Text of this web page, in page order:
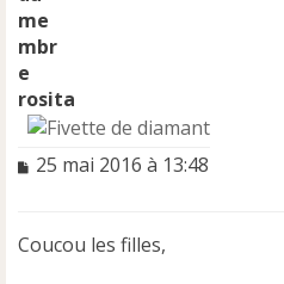
rosita
M
a
25 mai 2016 à 13:48
Coucou les filles,